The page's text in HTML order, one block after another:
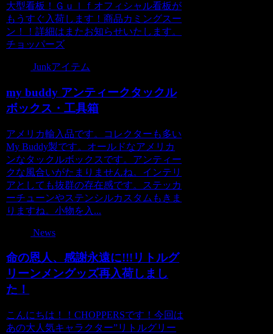
大型看板！Ｇｕｌｆオフィシャル看板が
もうすぐ入荷します！商品カミングスー
ン！！詳細はまたお知らせいたします。
チョッパーズ
Junkアイテム
my buddy アンティークタックル
ボックス・工具箱
アメリカ輸入品です。コレクターも多い
My Buddy製です。オールドなアメリカ
ンなタックルボックスです。アンティー
クな風合いがたまりませんね。インテリ
アとしても抜群の存在感です。ステッカ
ーチューンやステンシルカスタムもきま
りますね。小物を入...
News
命の恩人、感謝永遠に!!!リトルグ
リーンメングッズ再入荷しまし
た！
こんにちは！！CHOPPERSです！今回は
あの大人気キャラクター”リトルグリー